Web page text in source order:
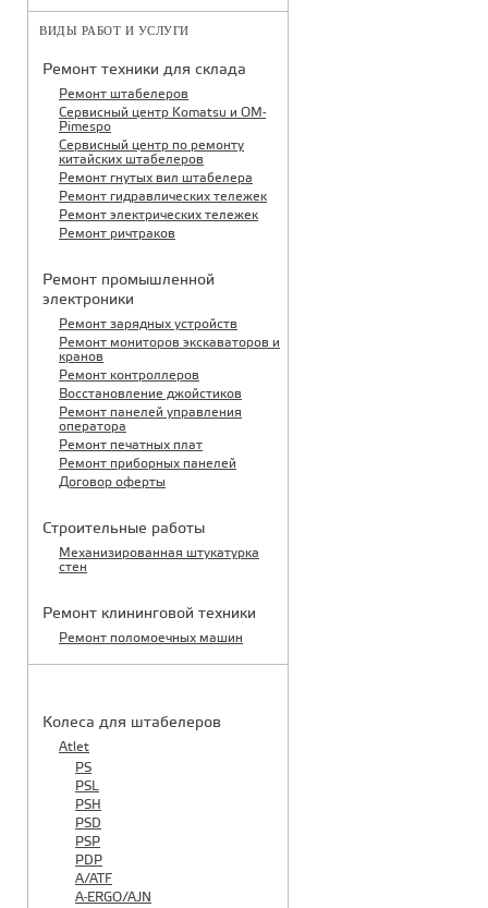
ВИДЫ РАБОТ И УСЛУГИ
Ремонт техники для склада
Ремонт штабелеров
Сервисный центр Komatsu и OM-
Pimespo
Сервисный центр по ремонту
китайских штабелеров
Ремонт гнутых вил штабелера
Ремонт гидравлических тележек
Ремонт электрических тележек
Ремонт ричтраков
Ремонт промышленной
электроники
Ремонт зарядных устройств
Ремонт мониторов экскаваторов и
кранов
Ремонт контроллеров
Восстановление джойстиков
Ремонт панелей управления
оператора
Ремонт печатных плат
Ремонт приборных панелей
Договор оферты
Строительные работы
Механизированная штукатурка
стен
Ремонт клининговой техники
Ремонт поломоечных машин
Колеса для штабелеров
Atlet
PS
PSL
PSH
PSD
PSP
PDP
A/ATF
A-ERGO/AJN